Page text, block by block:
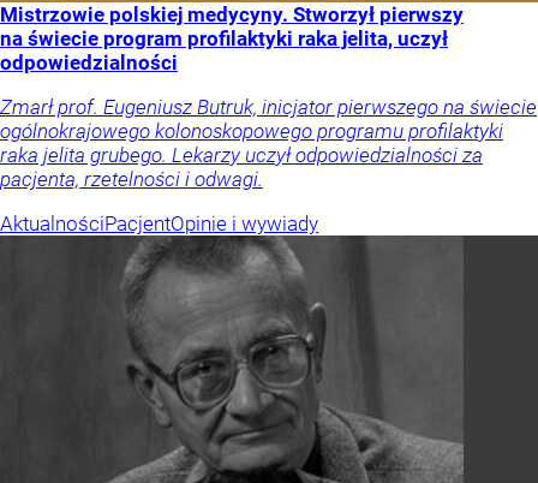
Mistrzowie polskiej medycyny. Stworzył pierwszy
na świecie program profilaktyki raka jelita, uczył
odpowiedzialności
Zmarł prof. Eugeniusz Butruk, inicjator pierwszego na świecie
ogólnokrajowego kolonoskopowego programu profilaktyki
raka jelita grubego. Lekarzy uczył odpowiedzialności za
pacjenta, rzetelności i odwagi.
AktualnościPacjentOpinie i wywiady